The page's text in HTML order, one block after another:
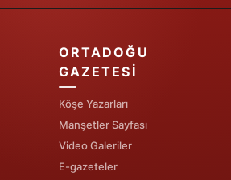
Kilis
Osmaniye
Düzce
ORTADOĞU
GAZETESI
Köşe Yazarları
Manşetler Sayfası
Video Galeriler
E-gazeteler